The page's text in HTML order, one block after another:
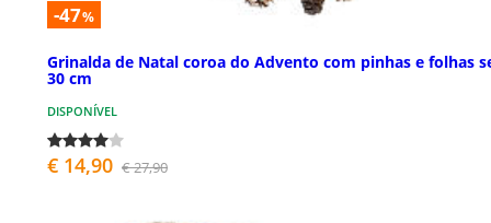
-47%
Grinalda de Natal coroa do Advento com pinhas e folhas
30 cm
DISPONÍVEL
€ 14,90 € 27,90